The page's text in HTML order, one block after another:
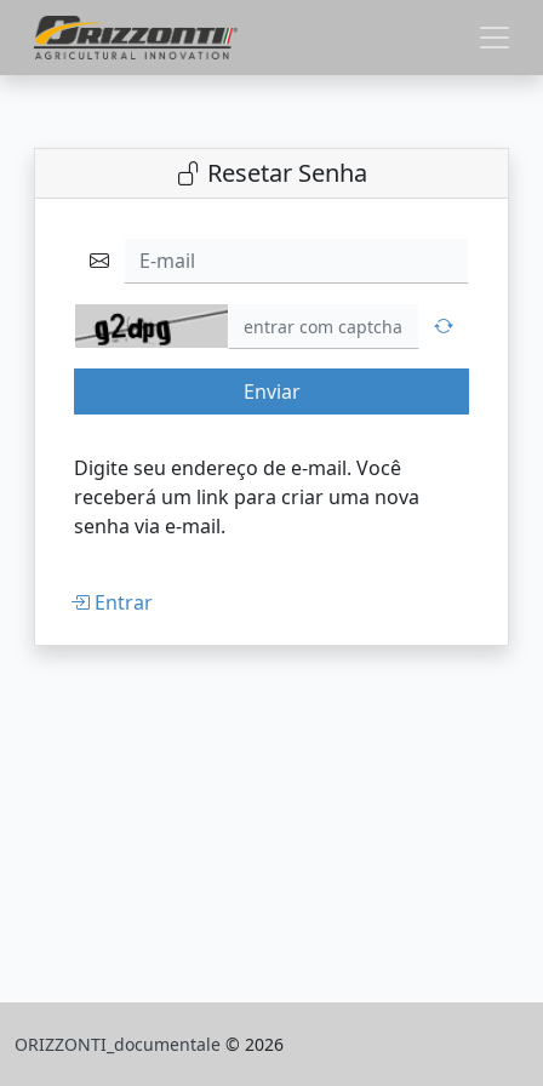
Resetar Senha
E-mail
Enviar
Digite seu endereço de e-mail. Você
receberá um link para criar uma nova
senha via e-mail.
Entrar
ORIZZONTI_documentale © 2026